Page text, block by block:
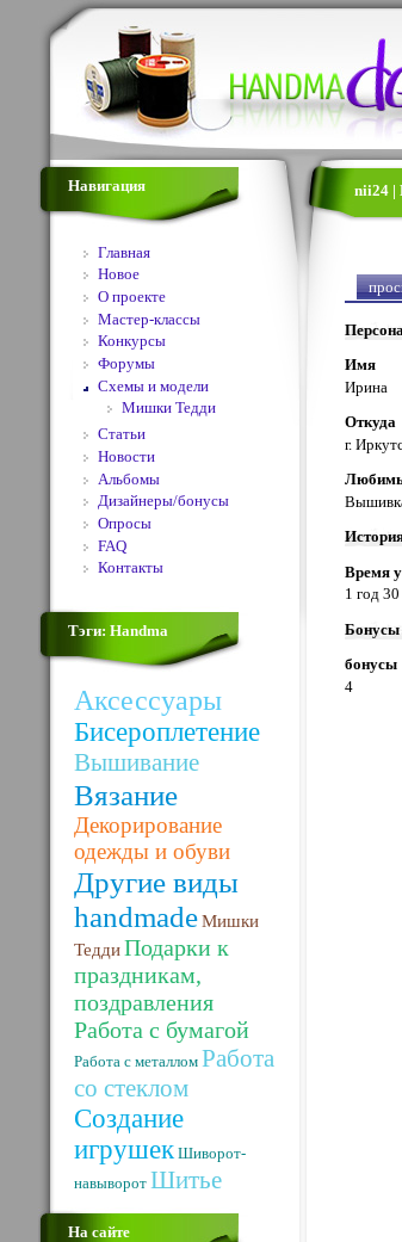
Навигация
Главная
Новое
О проекте
Мастер-классы
Конкурсы
Форумы
Схемы и модели
Мишки Тедди
Статьи
Новости
Альбомы
Дизайнеры/бонусы
Опросы
FAQ
Контакты
Тэги: Handma
Аксессуары
Бисероплетение
Вышивание
Вязание
Декорирование
одежды и обуви
Другие виды
handmadeМишки
ТеддиПодарки к
праздникам,
поздравления
Работа с бумагой
Работа с металлом Работа
со стеклом
Создание
игрушек Шиворот-
навыворот Шитье
На сайте
nii24 |
Имя
Ирина
Откуда
г.
Время
1 год
Бонусы
бонусы
4